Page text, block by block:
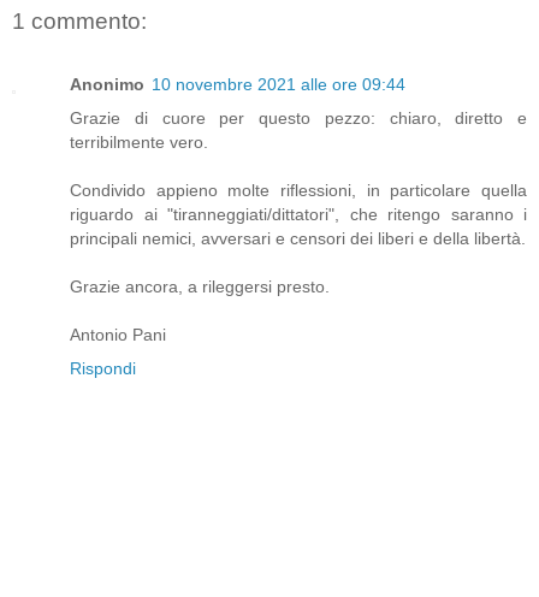
1 commento:
Anonimo 10 novembre 2021 alle ore 09:44
Grazie di cuore per questo pezzo: chiaro, diretto e
terribilmente vero.
Condivido appieno molte riflessioni, in particolare quella
riguardo ai "tiranneggiati/dittatori", che ritengo saranno i
principali nemici, avversari e censori dei liberi e della libertà.
Grazie ancora, a rileggersi presto.
Antonio Pani
Rispondi